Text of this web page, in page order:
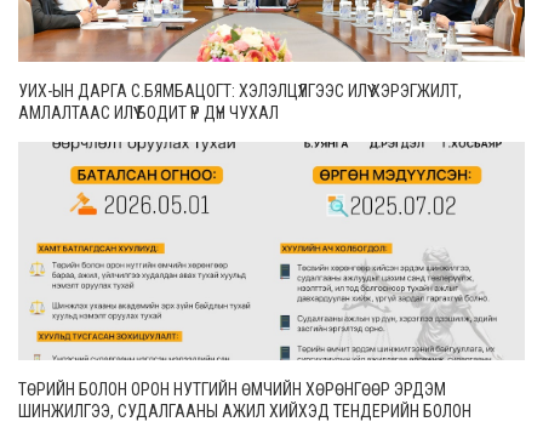
УИХ-ЫН ДАРГА С.БЯМБАЦОГТ: ХЭЛЭЛЦҮҮЛГЭЭС ИЛҮҮ ХЭРЭГЖИЛТ,
АМЛАЛТААС ИЛҮҮ БОДИТ ҮР ДҮН ЧУХАЛ
ТӨРИЙН БОЛОН ОРОН НУТГИЙН ӨМЧИЙН ХӨРӨНГӨӨР ЭРДЭМ
ШИНЖИЛГЭЭ, СУДАЛГААНЫ АЖИЛ ХИЙХЭД ТЕНДЕРИЙН БОЛОН